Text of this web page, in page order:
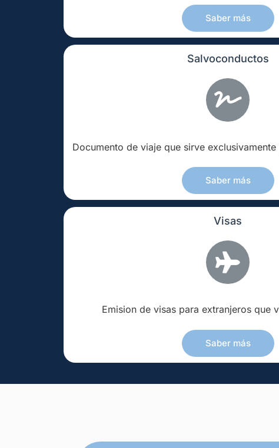
Saber más
Salvoconductos
Documento de viaje que sirve
Saber más
Visas
Emision de visas para extranjeros que
Saber más